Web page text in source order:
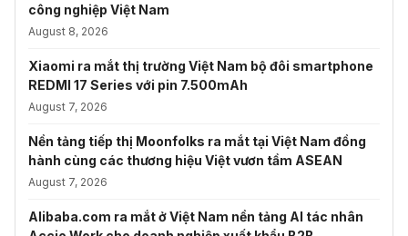
công nghiệp Việt Nam
August 8, 2026
Xiaomi ra mắt thị trường Việt Nam bộ đôi smartphone
REDMI 17 Series với pin 7.500mAh
August 7, 2026
Nền tảng tiếp thị Moonfolks ra mắt tại Việt Nam đồng
hành cùng các thương hiệu Việt vươn tầm ASEAN
August 7, 2026
Alibaba.com ra mắt ở Việt Nam nền tảng AI tác nhân